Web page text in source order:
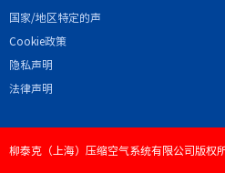
国家/地区特定的声
明和/或附录
Cookie政策
隐私声明
法律声明
柳泰克（上海）压缩空气系统有限公司版权